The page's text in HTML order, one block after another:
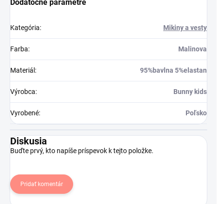
Dodatočné parametre
Kategória: Mikiny a vesty
Farba: Malinova
Materiál : 95%bavlna 5%elastan
Výrobca: Bunny kids
Vyrobené: Poľsko
Diskusia
Buďte prvý, kto napíše príspevok k tejto položke.
Pridať komentár